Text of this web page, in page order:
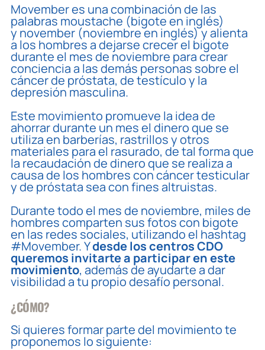
Movember es una combinación de las
palabras moustache (bigote en inglés)
y november (noviembre en inglés) y alienta
a los hombres a dejarse crecer el bigote
durante el mes de noviembre para crear
conciencia a las demás personas sobre el
cáncer de próstata, de testículo y la
depresión masculina.
Este movimiento promueve la idea de
ahorrar durante un mes el dinero que se
utiliza en barberías, rastrillos y otros
materiales para el rasurado, de tal forma que
la recaudación de dinero que se realiza a
causa de los hombres con cáncer testicular
y de próstata sea con fines altruistas.
Durante todo el mes de noviembre, miles de
hombres comparten sus fotos con bigote
en las redes sociales, utilizando el hashtag
#Movember. Ydesde los centros CDO
queremos invitarte a participar en este
movimiento, además de ayudarte a dar
visibilidad a tu propio desafío personal.
¿CÓMO?
Si quieres formar parte del movimiento te
proponemos lo siguiente: